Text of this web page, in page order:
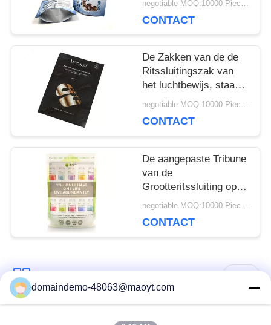
Verpakking
negotiable MOQ:10000 Piece / Pieces
CONTACT
De Zakken van de de
Ritssluitingszak van
het luchtbewijs, staan
de Ronde of Verticale
Ritssluitingszakken op
negotiable MOQ:10000 Piece / Pieces
CONTACT
De aangepaste Tribune
van de
Grootteritssluiting op
Zak Resealable Hitte -
Eiwitpoeder
negotiable MOQ:10000 Piece / Pieces
CONTACT
populaire categorieën
opnieuw te gebruiken
domaindemo-48063@maoyt.com